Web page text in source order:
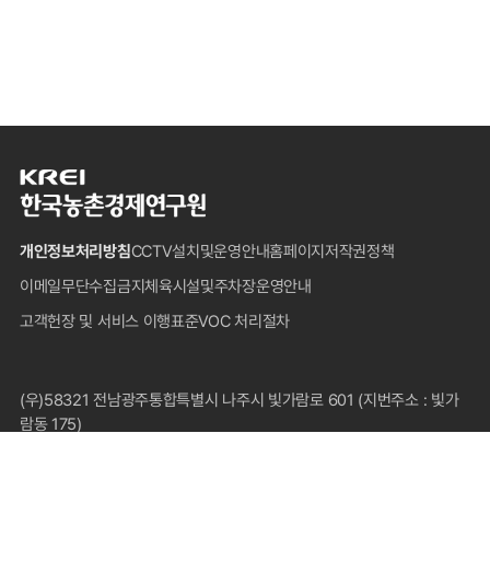
한
국
촌
경
제
연
푸
터
개인정보처리방침CCTV설치및운영안내홈페이지저작권정책
이메일무단수집금지체육시설및주차장운영안내
고객헌장 및 서비스 이행표준VOC 처리절차
(우)58321 전남광주통합특별시 나주시 빛가람로 601 (지번주소 : 빛가
람동 175)